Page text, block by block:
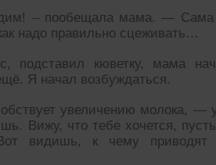
– пообещала мама. — Сама
надо правильно сцеживать…
подставил кюветку, мама
Я начал возбуждаться.
увеличению молока,
Вижу, что тебе хочется,
видишь, к чему